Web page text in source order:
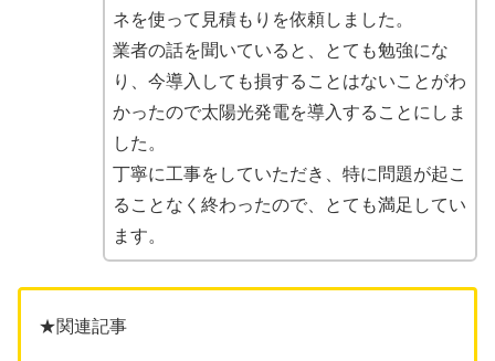
ネを使って見積もりを依頼しました。
業者の話を聞いていると、とても勉強にな
り、今導入しても損することはないことがわ
かったので太陽光発電を導入することにしま
した。
丁寧に工事をしていただき、特に問題が起こ
ることなく終わったので、とても満足してい
ます。
★関連記事